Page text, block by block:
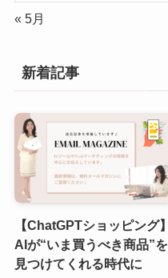
« 5月
新着記事
【ChatGPTショッピング】
AIが“いま買うべき商品”を
見つけてくれる時代に